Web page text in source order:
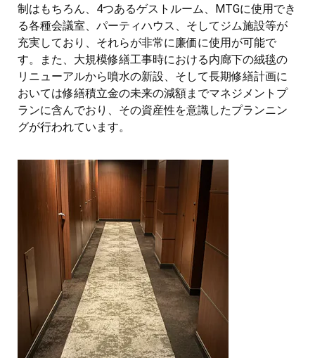
制はもちろん、4つあるゲストルーム、MTGに使用でき
る各種会議室、パーティハウス、そしてジム施設等が
充実しており、それらが非常に廉価に使用が可能で
す。また、大規模修繕工事時における内廊下の絨毯の
リニューアルから噴水の新設、そして長期修繕計画に
おいては修繕積立金の未来の減額までマネジメントプ
ランに含んでおり、その資産性を意識したプランニン
グが行われています。